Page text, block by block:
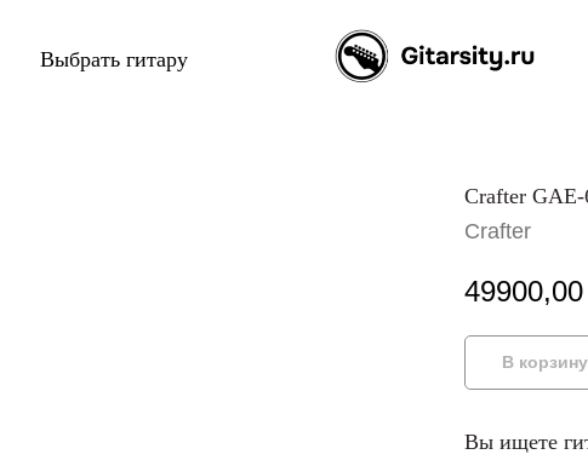
Выбрать гитару
Crafter
Crafter
49900,00
В корзину
Вы ищете